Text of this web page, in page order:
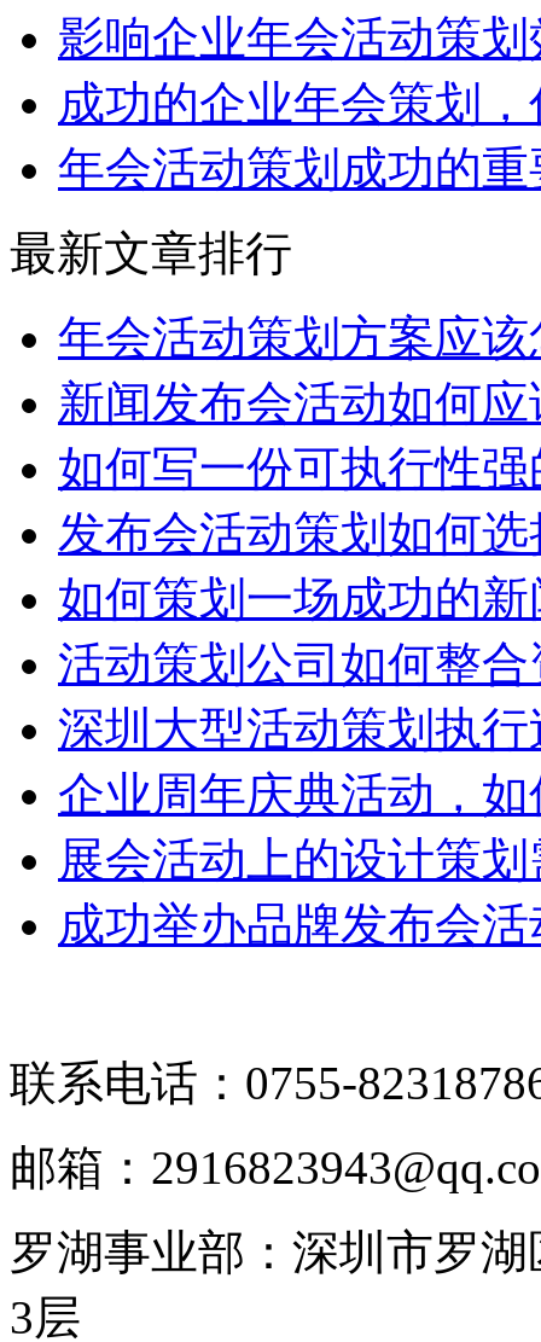
影响企业年会活动策
成功的企业年会策划
年会活动策划成功的
最新文章排行
年会活动策划方案应
新闻发布会活动如何
如何写一份可执行性
发布会活动策划如何
如何策划一场成功的
活动策划公司如何整
深圳大型活动策划执
企业周年庆典活动，
展会活动上的设计策
成功举办品牌发布会
联系电话：0755-
邮箱：
罗湖事业部：深圳市罗
3层